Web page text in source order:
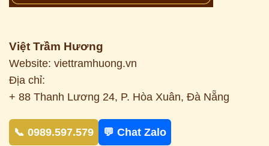
Việt Trầm Hương
Website: viettramhuong.vn
Địa chỉ:
+ 88 Thanh Lương 24, P. Hòa Xuân, Đà Nẵng
📞 0989.597.579 💬 Chat Zalo